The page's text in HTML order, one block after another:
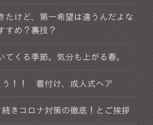
たけど、第一希望は違うんだよな
すめ？裏技？
てくる季節。気分も上がる春。
！！ 着付け、成人式ヘア
きコロナ対策の徹底！とご挨拶